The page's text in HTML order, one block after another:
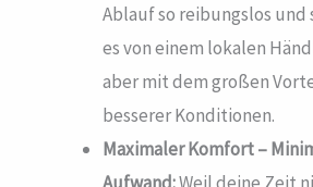
Ablauf so reibungslos und
es von einem lokalen
aber mit dem großen
besserer Konditionen.
Maximaler Komfort –
Aufwand:Weil deine Zeit